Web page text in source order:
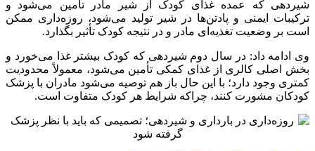
شیردهی که عمده غذای کودک از شیر مادر تأمین می‌شود و
ترکیبات ایمنی و پادتن‌ها در شیر تولید می‌شود، روزه‌داری ممکن
است بر وضعیت تغذیه‌ای مادر و در نتیجه کودک تأثیر بگذارد.
وی ادامه داد: در سال دوم شیردهی که کودک بیشتر غذا می‌خورد و
بخش اصلی کالری از غذای کمکی تأمین می‌شود، معمولاً محدودیت
کمتری وجود دارد؛ با این حال باز هم توصیه می‌شود مادران با پزشک
کودکان مشورت کنند، چراکه شرایط هر کودک متفاوت است.